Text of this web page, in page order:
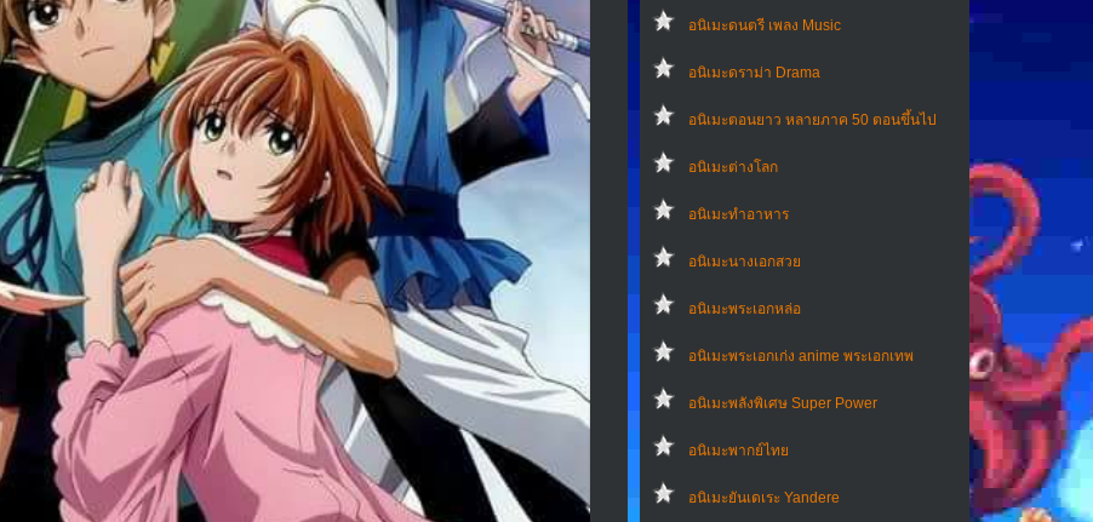
อนิเมะดนตรี เพลง Music
อนิเมะดราม่า Drama
อนิเมะตอนยาว หลายภาค 50 ตอนขึ้นไป
อนิเมะต่างโลก
อนิเมะทําอาหาร
อนิเมะนางเอกสวย
อนิเมะพระเอกหล่อ
อนิเมะพระเอกเก่ง anime พระเอกเทพ
อนิเมะพลังพิเศษ Super Power
อนิเมะพากย์ไทย
อนิเมะยันเดเระ Yandere